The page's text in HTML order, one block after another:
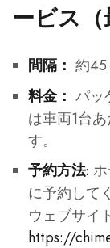
ービス（
間隔： 約
料金： パッ
は車両1台
す。
予約方法:
に予約して
ウェブサイ
https://